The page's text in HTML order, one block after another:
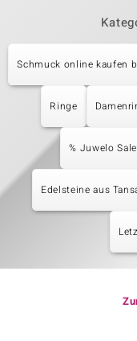
Schmuck online kaufen
Ringe
% Juwelo
Edelsteine aus